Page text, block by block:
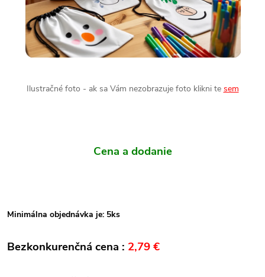
Ilustračné foto - ak sa Vám nezobrazuje foto klikni te sem
Cena a dodanie
Minimálna objednávka je: 5ks
Bezkonkurenčná cena : 2,79 €